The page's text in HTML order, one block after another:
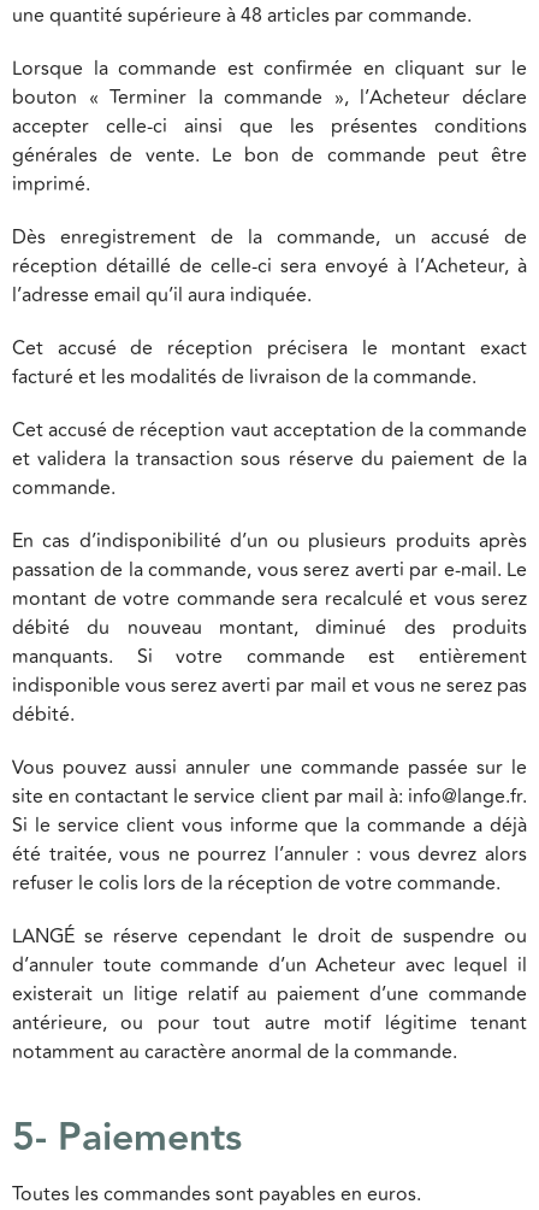
une quantité supérieure à 48 articles par commande.
Lorsque la commande est confirmée en cliquant sur le
bouton « Terminer la commande », l’Acheteur déclare
accepter celle-ci ainsi que les présentes conditions
générales de vente. Le bon de commande peut être
imprimé.
Dès enregistrement de la commande, un accusé de
réception détaillé de celle-ci sera envoyé à l’Acheteur, à
l’adresse email qu’il aura indiquée.
Cet accusé de réception précisera le montant exact
facturé et les modalités de livraison de la commande.
Cet accusé de réception vaut acceptation de la commande
et validera la transaction sous réserve du paiement de la
commande.
En cas d’indisponibilité d’un ou plusieurs produits après
passation de la commande, vous serez averti par e-mail. Le
montant de votre commande sera recalculé et vous serez
débité du nouveau montant, diminué des produits
manquants. Si votre commande est entièrement
indisponible vous serez averti par mail et vous ne serez pas
débité.
Vous pouvez aussi annuler une commande passée sur le
site en contactant le service client par mail à: info@lange.fr.
Si le service client vous informe que la commande a déjà
été traitée, vous ne pourrez l’annuler : vous devrez alors
refuser le colis lors de la réception de votre commande.
LANGÉ se réserve cependant le droit de suspendre ou
d’annuler toute commande d’un Acheteur avec lequel il
existerait un litige relatif au paiement d’une commande
antérieure, ou pour tout autre motif légitime tenant
notamment au caractère anormal de la commande.
5- Paiements
Toutes les commandes sont payables en euros.